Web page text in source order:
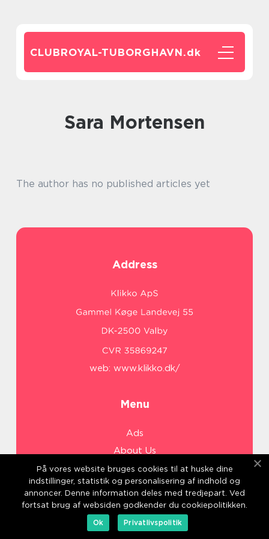
CLUBROYAL-TUBORGHAVN.dk
Sara Mortensen
The author has no published articles yet
Address
web: www.klikko.dk/
Menu
Ads
About Us
Cookies
Contact
Sitemap
På vores website bruges cookies til at huske dine
indstillinger, statistik og personalisering af indhold og
annoncer. Denne information deles med tredjepart. Ved
fortsat brug af websiden godkender du cookiepolitikken.
Ok
Privatlivspolitik